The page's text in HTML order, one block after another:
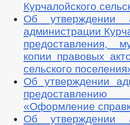
Курчалойского
Об утверждении
администрации
предоставления,
копии правовых
сельского
Об утверждении
«Оформление
Об утверждении